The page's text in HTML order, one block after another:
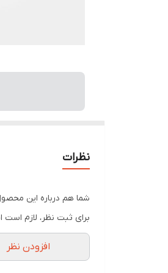
نظرات
شما هم درباره این
برای ثبت نظر، لازم است
افزودن نظر